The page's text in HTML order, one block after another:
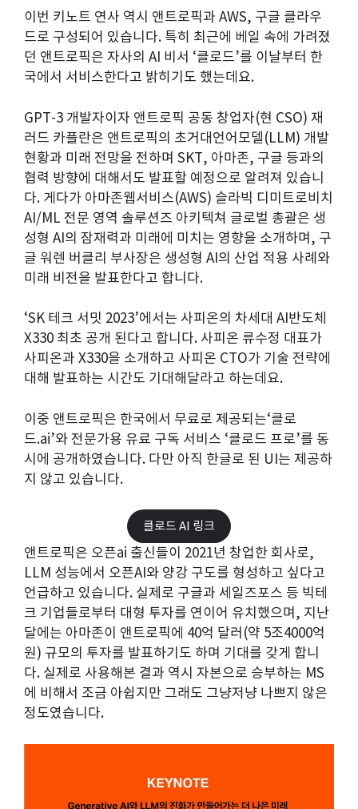
이번 키노트 연사 역시 앤트로픽과 AWS, 구글 클라우
드로 구성되어 있습니다. 특히 최근에 베일 속에 가려졌
던 앤트로픽은 자사의 AI 비서 ‘클로드’를 이날부터 한
국에서 서비스한다고 밝히기도 했는데요.
GPT-3 개발자이자 앤트로픽 공동 창업자(현 CSO) 재
러드 카플란은 앤트로픽의 초거대언어모델(LLM) 개발
현황과 미래 전망을 전하며 SKT, 아마존, 구글 등과의
협력 방향에 대해서도 발표할 예정으로 알려져 있습니
다. 게다가 아마존웹서비스(AWS) 슬라빅 디미트로비치
AI/ML 전문 영역 솔루션즈 아키텍쳐 글로벌 총괄은 생
성형 AI의 잠재력과 미래에 미치는 영향을 소개하며, 구
글 워렌 버클리 부사장은 생성형 AI의 산업 적용 사례와
미래 비전을 발표한다고 합니다.
‘SK 테크 서밋 2023’에서는 사피온의 차세대 AI반도체
X330 최초 공개 된다고 합니다. 사피온 류수정 대표가
사피온과 X330을 소개하고 사피온 CTO가 기술 전략에
대해 발표하는 시간도 기대해달라고 하는데요.
이중 앤트로픽은 한국에서 무료로 제공되는‘클로
드.ai’와 전문가용 유료 구독 서비스 ‘클로드 프로’를 동
시에 공개하였습니다. 다만 아직 한글로 된 UI는 제공하
지 않고 있습니다.
클로드 AI 링크
앤트로픽은 오픈ai 출신들이 2021년 창업한 회사로,
LLM 성능에서 오픈AI와 양강 구도를 형성하고 싶다고
언급하고 있습니다. 실제로 구글과 세일즈포스 등 빅테
크 기업들로부터 대형 투자를 연이어 유치했으며, 지난
달에는 아마존이 앤트로픽에 40억 달러(약 5조4000억
원) 규모의 투자를 발표하기도 하며 기대를 갖게 합니
다. 실제로 사용해본 결과 역시 자본으로 승부하는 MS
에 비해서 조금 아쉽지만 그래도 그냥저냥 나쁘지 않은
정도였습니다.